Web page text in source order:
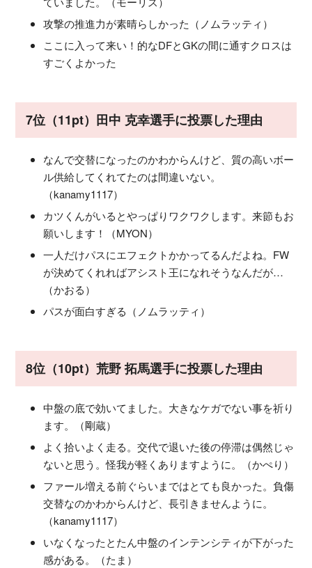
攻撃の推進力が素晴らしかった（ノムラッティ）
ここに入って来い！的なDFとGKの間に通すクロスは
すごくよかった
7位（11pt）田中 克幸選手に投票した理由
なんで交替になったのかわからんけど、質の高いボー
ル供給してくれてたのは間違いない。
（kanamy1117）
カツくんがいるとやっぱりワクワクします。来節もお
願いします！（MYON）
一人だけパスにエフェクトかかってるんだよね。FW
が決めてくれればアシスト王になれそうなんだが…
（かおる）
パスが面白すぎる（ノムラッティ）
8位（10pt）荒野 拓馬選手に投票した理由
中盤の底で効いてました。大きなケガでない事を祈り
ます。（剛蔵）
よく拾いよく走る。交代で退いた後の停滞は偶然じゃ
ないと思う。怪我が軽くありますように。（かぺり）
ファール増える前ぐらいまではとても良かった。負傷
交替なのかわからんけど、長引きませんように。
（kanamy1117）
いなくなったとたん中盤のインテンシティが下がった
感がある。（たま）